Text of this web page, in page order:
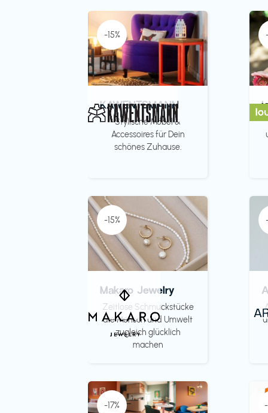
-15%
KAWENTSMANN
Stylische Möbel &
Accessoires für Dein
schönes Zuhause.
-15%
Makaro Jewelry
Zeitlose Schmuckstücke
die Mensch und Umwelt
zugleich glücklich
machen
-17%